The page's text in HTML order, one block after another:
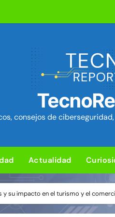
para subir un kit de
ya está disponible: Game
Security Project ~ Segu-
en cPanel permite ejecutar
para sorprender con pocos
84 fallos en los núcleos
Ventajas y desventajas de
consejos de
Actualidad
y su impacto en el turismo y el